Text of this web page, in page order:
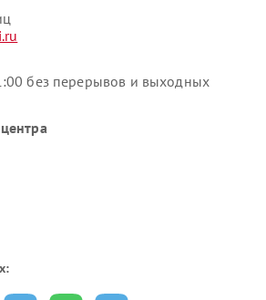
без перерывов и выходных